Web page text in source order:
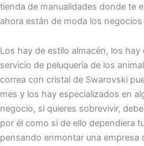
tienda de manualidades donde te
ahora están de moda los
Los hay de estilo almacén, los
servicio de peluquería de los
correa con cristal de Swarovski
mes y los hay especializados en
negocio, si quieres sobrevivir,
por él como si de ello dependiera
pensando enmontar una empresa